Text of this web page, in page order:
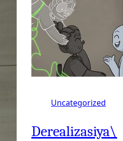
Uncategorized
Derealizasiya\